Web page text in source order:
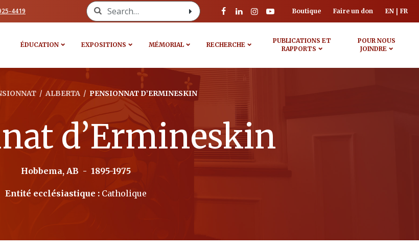
4419 Search for: Boutique Faire un don EN FR
ÉDUCATION EXPOSITIONS MÉMORIAL RECHERCHE
PUBLICATIONS ET
RAPPORTS
POUR NOUS
JOINDRE
/ ALBERTA / PENSIONNAT D’ERMINESKIN
d’Ermineskin
Hobbema, AB - 1895-1975
Entité ecclésiastique : Catholique